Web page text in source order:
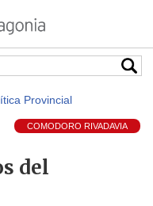
Provincial
COMODORO RIVADAVIA
del